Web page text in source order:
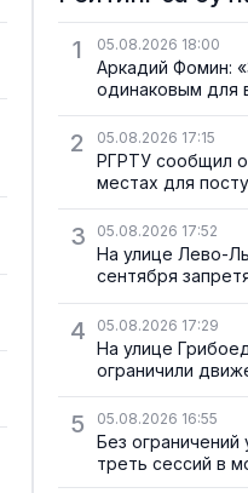
1
05.08.2026 18:00
Аркадий Фомин:
одинаковым для
2 05.08.2026 17:15
РГРТУ сообщил
местах для
3 05.08.2026 17:52
На улице Лево-
сентября
4 05.08.2026 17:29
На улице
ограничили
5 05.08.2026 16:55
Без ограничений
треть сессий в